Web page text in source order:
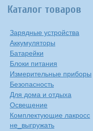
Каталог товаров
Зарядные устройства
Аккумуляторы
Батарейки
Блоки питания
Измерительные приборы
Безопасность
Для дома и отдыха
Освещение
Комплектующие лакросс
не_выгружать